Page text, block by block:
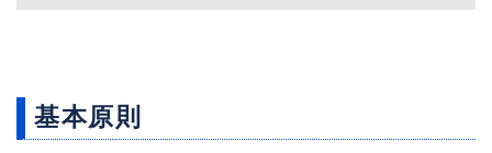
基本原則